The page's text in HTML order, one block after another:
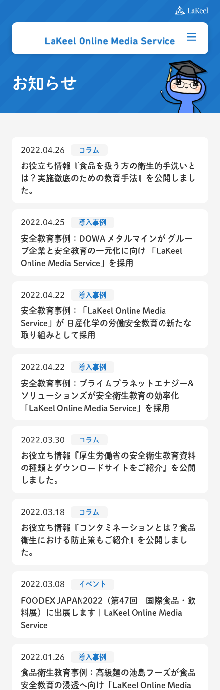
お知らせ
2022.04.26 コラム
お役立ち情報『食品を扱う方の衛生的手洗いと
は？実施徹底のための教育手法』を公開しまし
た。
2022.04.25 導入事例
安全教育事例：DOWA メタルマインが グルー
プ企業と安全教育の一元化に向け 「LaKeel
Online Media Service」を採用
2022.04.22 導入事例
安全教育事例：「LaKeel Online Media
Service」が 日産化学の労働安全教育の新たな
取り組みとして採用
2022.04.22 導入事例
安全教育事例：プライムプラネットエナジー&
ソリューションズが安全衛生教育の効率化
「LaKeel Online Media Service」を採用
2022.03.30 コラム
お役立ち情報『厚生労働省の安全衛生教育資料
の種類とダウンロードサイトをご紹介』を公開
しました。
2022.03.18 コラム
お役立ち情報『コンタミネーションとは？食品
衛生における防止策もご紹介』を公開しまし
た。
2022.03.08 イベント
FOODEX JAPAN2022（第47回 国際食品・飲
料展）に出展します | LaKeel Online Media
Service
2022.01.26 導入事例
食品衛生教育事例：高級麺の池島フーズが食品
安全教育の浸透へ向け「LaKeel Online Media